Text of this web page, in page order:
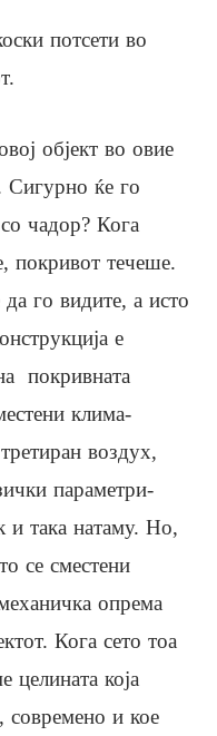
потсети во
објект во овие
Сигурно ќе го
чадор? Кога
покривот течеше.
го видите, а исто
е
покривната
клима-
воздух,
параметри-
и така натаму. Но,
се сместени
опрема
Кога сето тоа
целината која
современо и кое